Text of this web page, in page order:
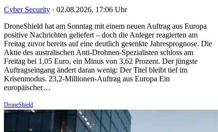
Cyber Security · 02.08.2026, 17:06 Uhr
DroneShield hat am Sonntag mit einem neuen Auftrag aus Europa
positive Nachrichten geliefert – doch die Anleger reagierten am
Freitag zuvor bereits auf eine deutlich gesenkte Jahresprognose. Die
Aktie des australischen Anti-Drohnen-Spezialisten schloss am
Freitag bei 1,05 Euro, ein Minus von 3,62 Prozent. Der jüngste
Auftragseingang ändert daran wenig: Der Titel bleibt tief im
Krisenmodus. 23,2-Millionen-Auftrag aus Europa Ein
europäischer…
DroneShield